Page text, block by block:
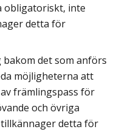
obligatoriskt, inte
detta för
bakom det som anförs
möjligheterna att
främlingspass för
och övriga
detta för